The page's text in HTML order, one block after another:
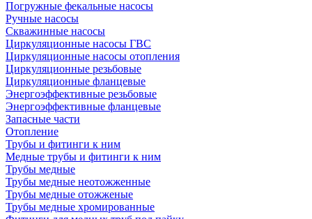
Погружные фекальные насосы
Ручные насосы
Скважинные насосы
Циркуляционные насосы ГВС
Циркуляционные насосы отопления
Циркуляционные резьбовые
Циркуляционные фланцевые
Энергоэффективные резьбовые
Энергоэффективные фланцевые
Запасные части
Отопление
Трубы и фитинги к ним
Медные трубы и фитинги к ним
Трубы медные
Трубы медные неотожженные
Трубы медные отожженые
Трубы медные хромированные